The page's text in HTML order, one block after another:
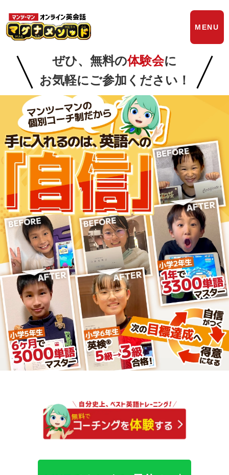
MENU
ぜひ、無料の体験会に
お気軽にご参加ください！